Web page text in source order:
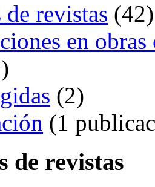
revistas (42)
en
(2)
(1
de revistas